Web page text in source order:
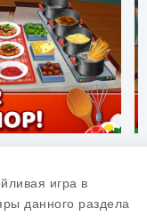
игра в
данного раздела